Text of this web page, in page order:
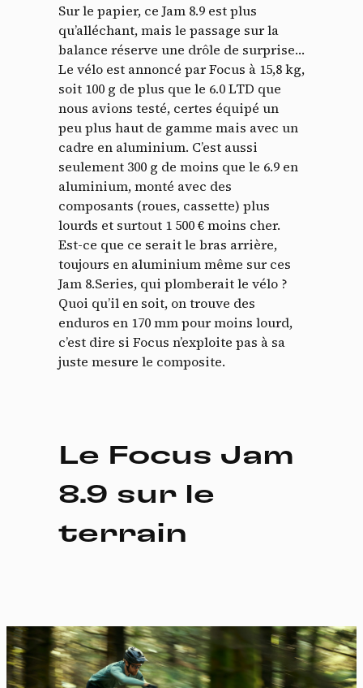
Sur le papier, ce Jam 8.9 est plus
qu’alléchant, mais le passage sur la
balance réserve une drôle de surprise…
Le vélo est annoncé par Focus à 15,8 kg,
soit 100 g de plus que le 6.0 LTD que
nous avions testé, certes équipé un
peu plus haut de gamme mais avec un
cadre en aluminium. C’est aussi
seulement 300 g de moins que le 6.9 en
aluminium, monté avec des
composants (roues, cassette) plus
lourds et surtout 1 500 € moins cher.
Est-ce que ce serait le bras arrière,
toujours en aluminium même sur ces
Jam 8.Series, qui plomberait le vélo ?
Quoi qu’il en soit, on trouve des
enduros en 170 mm pour moins lourd,
c’est dire si Focus n’exploite pas à sa
juste mesure le composite.
Le Focus Jam
8.9 sur le
terrain